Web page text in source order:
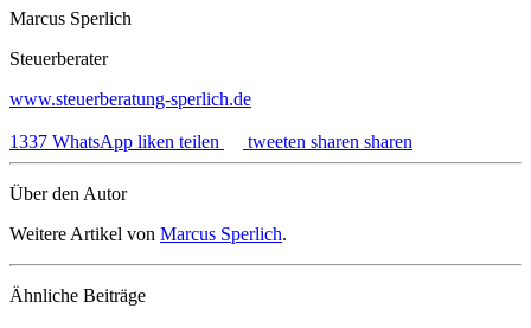
Marcus Sperlich
Steuerberater
www.steuerberatung-sperlich.de
1337 WhatsApp liken teilen tweeten sharen sharen
Über den Autor
Weitere Artikel von Marcus Sperlich.
Ähnliche Beiträge